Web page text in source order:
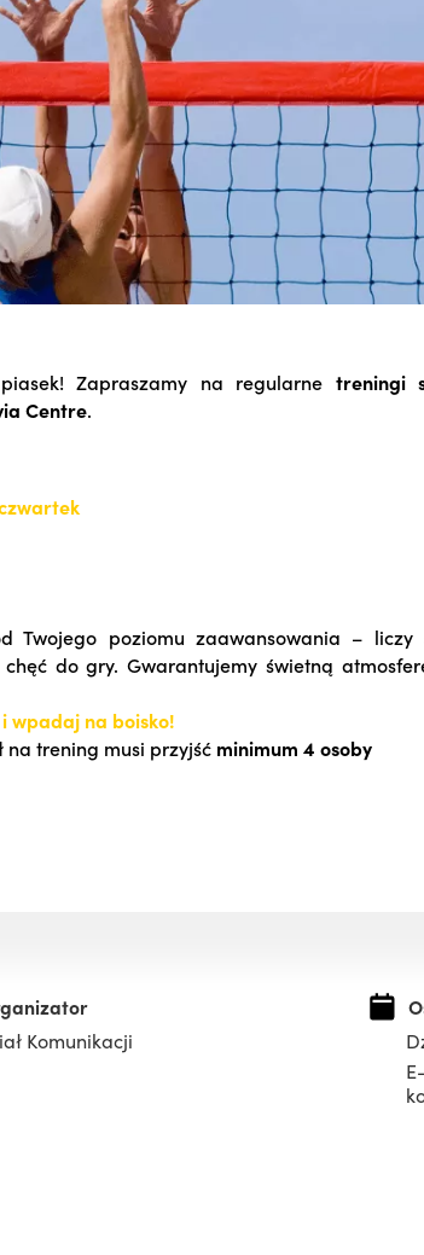
Zapraszamy na regularne treningi
Centre.
Twojego poziomu zaawansowania –
do gry. Gwarantujemy świetną
wpadaj na boisko!
na trening musi przyjść minimum 4 osoby
Komunikacji